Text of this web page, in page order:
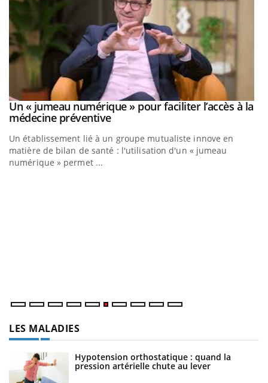
Youtube
Un « jumeau numérique » pour faciliter l’accès à la
médecine préventiveYoutube
Un établissement lié à un groupe mutualiste innove en
matière de bilan de santé : l'utilisation d'un « jumeau
numérique » permet ...
LES MALADIES
Hypotension orthostatique : quand la
pression artérielle chute au lever